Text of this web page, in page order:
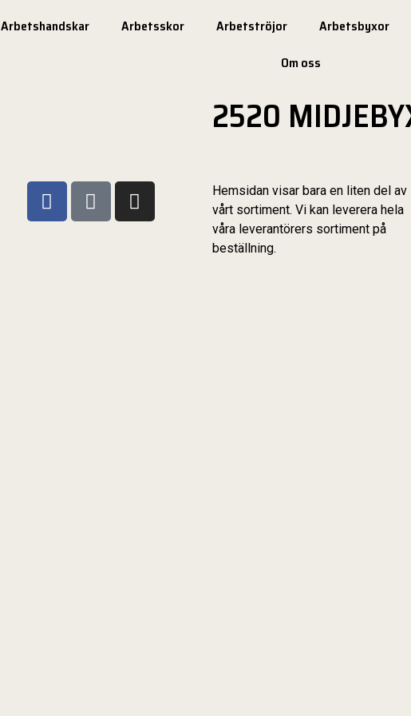
Arbetshandskar Arbetsskor Arbetströjor Arbetsbyxor
Om oss
2520
Hemsidan visar bara en liten del av
vårt sortiment. Vi kan leverera hela
våra leverantörers sortiment på
beställning.